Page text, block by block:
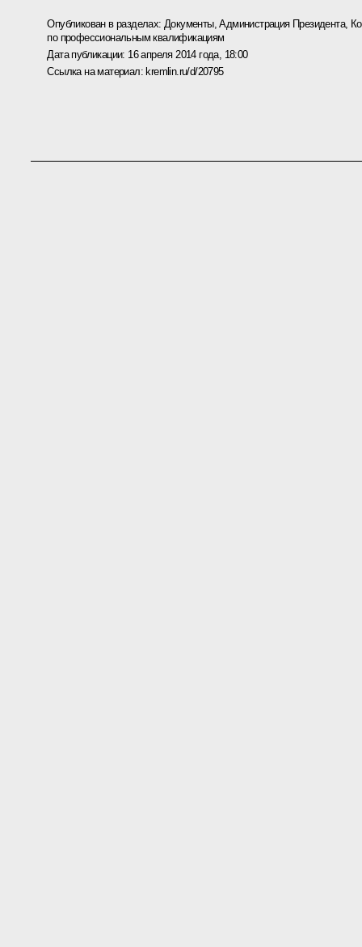
Опубликован в разделах: Документы,Администрация Президента,
по профессиональным квалификациям
Дата публикации: 16 апреля 2014 года, 18:00
Ссылка на материал: kremlin.ru/d/20795